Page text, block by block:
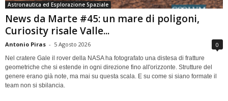
Astronautica ed Esplorazione Spaziale
News da Marte #45: un mare di poligoni,
Curiosity risale Valle...
Antonio Piras - 5 Agosto 2026 0
Nel cratere Gale il rover della NASA ha fotografato una distesa di fratture
geometriche che si estende in ogni direzione fino all'orizzonte. Strutture del
genere erano già note, ma mai su questa scala. E su come si siano formate il
team non si sbilancia.